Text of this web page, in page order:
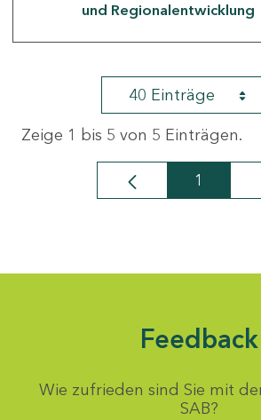
und Regionalentwicklung
40 Einträge
Zeige 1 bis 5 von 5 Einträgen.
Seite
1
Feedback
Wie zufrieden sind Sie mit
SAB?